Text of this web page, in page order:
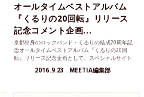
オールタイムベストアルバム
『くるりの20回転』リリース
記念コメント企画...
京都出身のロックバンド・くるりの結成20周年記
念オールタイムベストアルバム『くるりの20回
転』リリース記念企画として、スペシャルサイト
2016.9.23 MEETIA編集部